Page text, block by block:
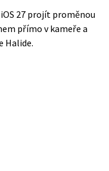
27 projít proměnou
přímo v kameře a
Halide.